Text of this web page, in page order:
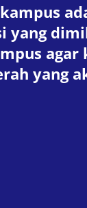
yang
yang